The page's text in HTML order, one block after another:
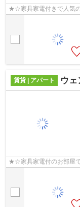
★☆家具家電付きで人気
賃貸 | アパート ウェ
★☆家具家電付のお部屋